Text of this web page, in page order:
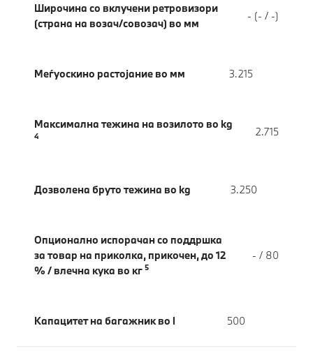
Широчина со вклучени ретровизори
(страна на возач/совозач) во мм
- (- / -)
Меѓуоскино растојание во мм 3.215
Максимална тежина на возилото во kg
4 2.715
Дозволена бруто тежина во kg 3.250
Опционално испорачан со поддршка
за товар на приколка, прикочен, до 12
% / влечна кука во кг 5
- / 80
Капацитет на багажник во l 500